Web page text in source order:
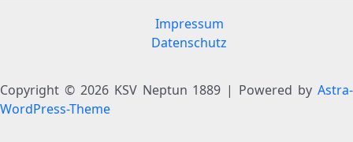
Impressum
Datenschutz
Copyright © 2026 KSV Neptun 1889 | Powered by Astra-
WordPress-Theme